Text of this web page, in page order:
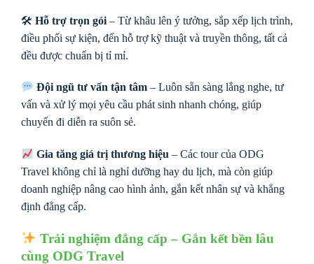
🛠 Hỗ trợ trọn gói – Từ khâu lên ý tưởng, sắp xếp lịch trình,
điều phối sự kiện, đến hỗ trợ kỹ thuật và truyền thông, tất cả
đều được chuẩn bị tỉ mỉ.
Đội ngũ tư vấn tận tâm – Luôn sẵn sàng lắng nghe, tư
vấn và xử lý mọi yêu cầu phát sinh nhanh chóng, giúp
chuyến đi diễn ra suôn sẻ.
Gia tăng giá trị thương hiệu – Các tour của ODG
Travel không chỉ là nghỉ dưỡng hay du lịch, mà còn giúp
doanh nghiệp nâng cao hình ảnh, gắn kết nhân sự và khẳng
định đẳng cấp.
Trải nghiệm đẳng cấp – Gắn kết bền lâu
cùng ODG Travel